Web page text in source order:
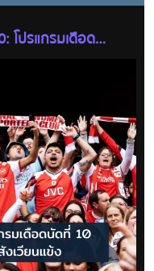
โปรแกรมเดือด